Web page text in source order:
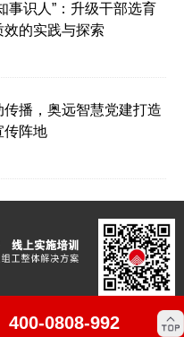
事识人”：升级干部选育
效的实践与探索
传播，奥远智慧党建打造
传阵地
All rights reserved.
400-0808-992